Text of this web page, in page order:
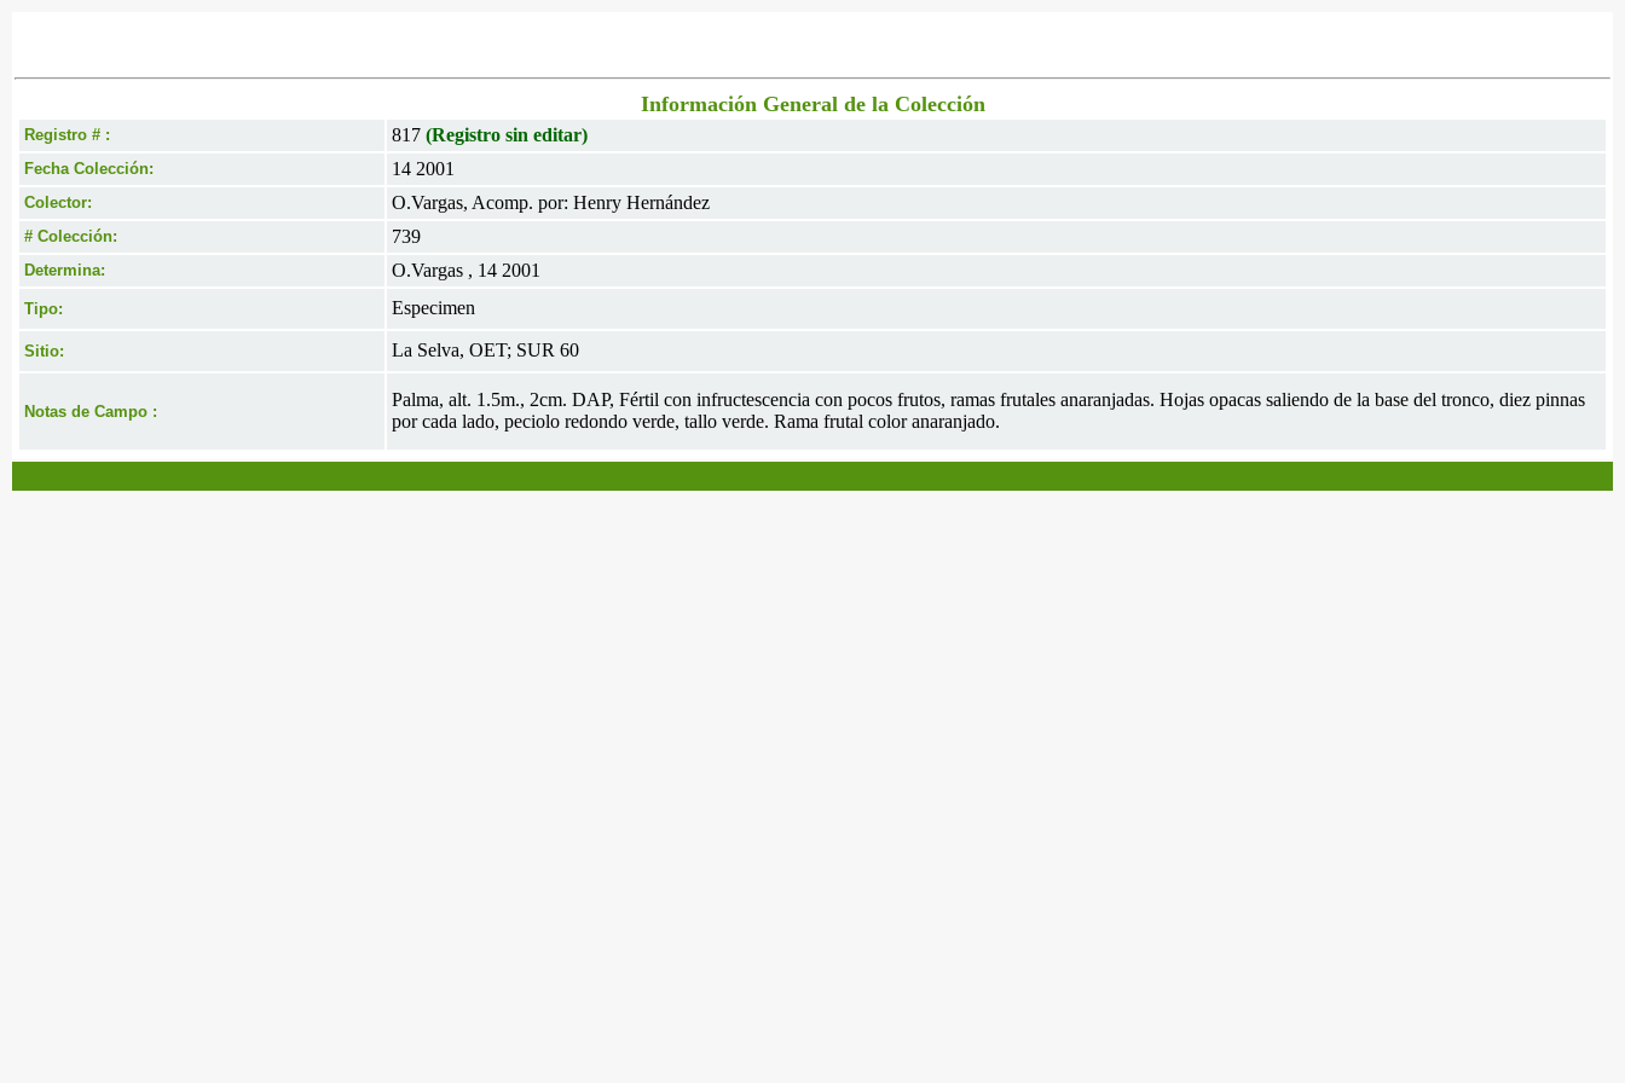
Información General de la Colección
Registro # : 817 (Registro sin editar)
Fecha Colección: 14 2001
Colector: O.Vargas, Acomp. por: Henry Hernández
# Colección: 739
Determina: O.Vargas , 14 2001
Tipo: Especimen
Sitio: La Selva, OET; SUR 60
Notas de Campo :
Palma, alt. 1.5m., 2cm. DAP, Fértil con infructescencia con pocos frutos, ramas frutales anaranjadas. Hojas opacas saliendo de la base del tronco, diez pinnas
por cada lado, peciolo redondo verde, tallo verde. Rama frutal color anaranjado.